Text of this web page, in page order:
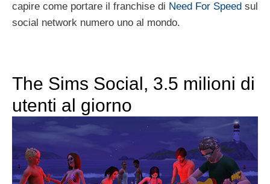
capire come portare il franchise di Need For Speed sul
social network numero uno al mondo.
The Sims Social, 3.5 milioni di
utenti al giorno